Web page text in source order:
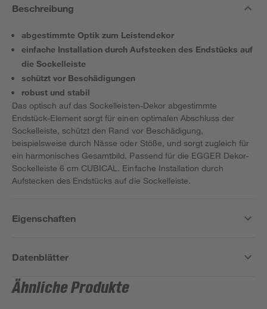
Beschreibung
abgestimmte Optik zum Leistendekor
einfache Installation durch Aufstecken des Endstücks auf
die Sockelleiste
schützt vor Beschädigungen
robust und stabil
Das optisch auf das Sockelleisten-Dekor abgestimmte
Endstück-Element sorgt für einen optimalen Abschluss der
Sockelleiste, schützt den Rand vor Beschädigung,
beispielsweise durch Nässe oder Stöße, und sorgt zugleich für
ein harmonisches Gesamtbild. Passend für die EGGER Dekor-
Sockelleiste 6 cm CUBICAL. Einfache Installation durch
Aufstecken des Endstücks auf die Sockelleiste.
Eigenschaften
Datenblätter
Ähnliche Produkte